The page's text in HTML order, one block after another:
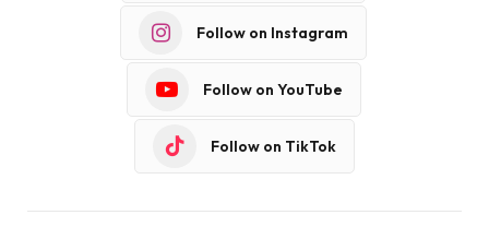
Follow on Instagram
Follow on YouTube
Follow on TikTok